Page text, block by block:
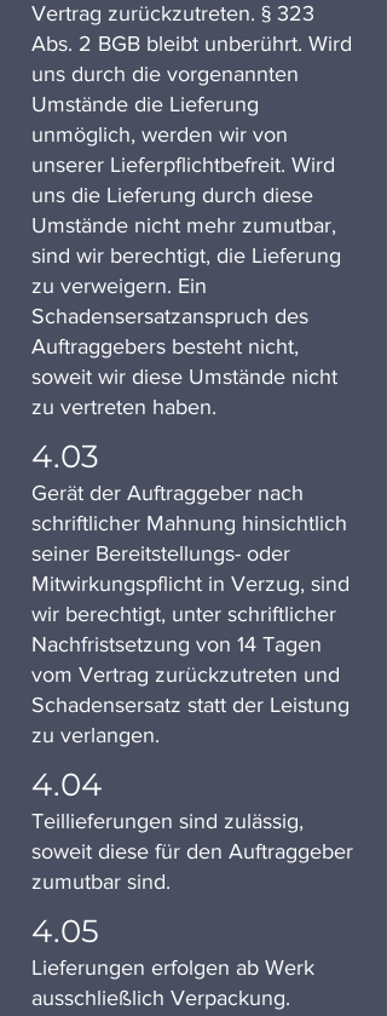
Vertrag zurückzutreten. § 323
Abs. 2 BGB bleibt unberührt. Wird
uns durch die vorgenannten
Umstände die Lieferung
unmöglich, werden wir von
unserer Lieferpflichtbefreit. Wird
uns die Lieferung durch diese
Umstände nicht mehr zumutbar,
sind wir berechtigt, die Lieferung
zu verweigern. Ein
Schadensersatzanspruch des
Auftraggebers besteht nicht,
soweit wir diese Umstände nicht
zu vertreten haben.
4.03
Gerät der Auftraggeber nach
schriftlicher Mahnung hinsichtlich
seiner Bereitstellungs- oder
Mitwirkungspflicht in Verzug, sind
wir berechtigt, unter schriftlicher
Nachfristsetzung von 14 Tagen
vom Vertrag zurückzutreten und
Schadensersatz statt der Leistung
zu verlangen.
4.04
Teillieferungen sind zulässig,
soweit diese für den Auftraggeber
zumutbar sind.
4.05
Lieferungen erfolgen ab Werk
ausschließlich Verpackung.